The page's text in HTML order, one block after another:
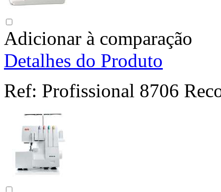
Adicionar à comparação
Detalhes do Produto
Ref: Profissional 8706